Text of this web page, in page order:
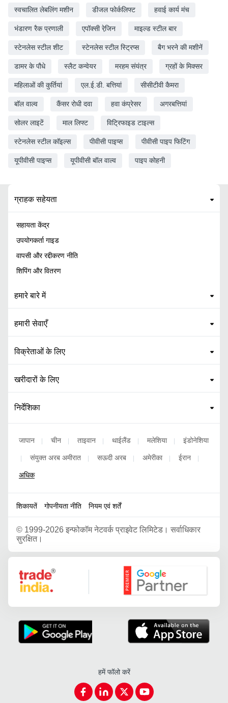
स्वचालित लेबलिंग मशीन डीजल फोर्कलिफ्ट हवाई कार्य मंच
भंडारण रैक प्रणाली एपॉक्सी रेजि़न माइल्ड स्टील बार
स्टेनलेस स्टील शीट स्टेनलेस स्टील स्ट्रिप्स बैग भरने की मशीनें
डामर के पौधे स्लैट कन्वेयर मरहम संयंत्र ग्रहों के मिक्सर
महिलाओं की कुर्तियां एल.ई.डी. बत्तियां सीसीटीवी कैमरा
बॉल वाल्व कैंसर रोधी दवा हवा कंप्रेसर अगरबत्तियां
सोलर लाइटें माल लिफ्ट विट्रिफाइड टाइल्स
स्टेनलेस स्टील कॉइल्स पीवीसी पाइप्स पीवीसी पाइप फिटिंग
यूपीवीसी पाइप्स यूपीवीसी बॉल वाल्व पाइप कोहनी
ग्राहक सहेयता
सहायता केंद्र
उपयोगकर्ता गाइड
वापसी और रद्दीकरण नीति
शिपिंग और वितरण
हमारे बारे में
हमारी सेवाएँ
विक्रेताओं के लिए
खरीदारों के लिए
निर्देशिका
जापान चीन ताइवान थाईलैंड मलेशिया इंडोनेशिया
संयुक्त अरब अमीरात सऊदी अरब अमेरीका ईरान
अधिक
शिकायतें गोपनीयता नीति नियम एवं शर्तें
© 1999-2026 इन्फोकॉम नेटवर्क प्राइवेट लिमिटेड। सर्वाधिकार
सुरक्षित।
Google Partner
हमें फॉलो करें